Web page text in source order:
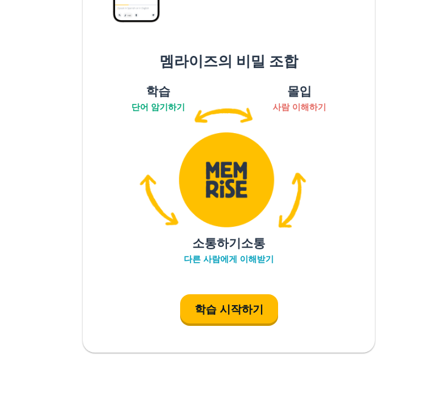
멤라이즈의 비밀 조합
학습
단어 암기하기
몰입
사람 이해하기
소통하기소통
다른 사람에게 이해받기
학습 시작하기